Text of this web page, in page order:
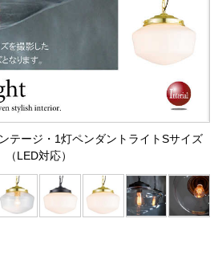
テージ・1灯ペンダントライトSサイズ
（LED対応）